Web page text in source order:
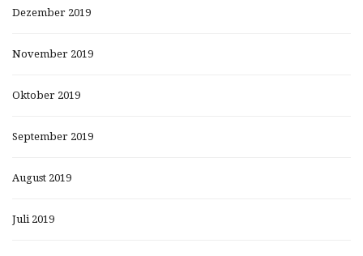
Dezember 2019
November 2019
Oktober 2019
September 2019
August 2019
Juli 2019